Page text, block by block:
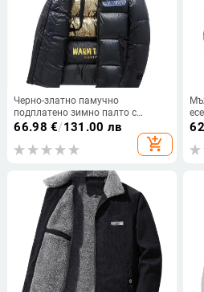
Черно-златно памучно
подплатено зимно палто с
памучна подплата за мъже и
жени, големи размери, яке с
качулка, памучно подплатено
66.98 €/131.00 лв
add_shopping_cart